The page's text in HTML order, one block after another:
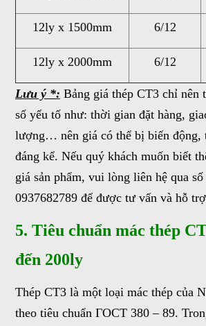
12ly x 1500mm 6/12
12ly x 2000mm 6/12
Lưu ý *: Bảng giá thép CT3 chỉ nên
số yếu tố như: thời gian đặt hàng,
lượng… nên giá có thể bị biến động,
đáng kể. Nếu quý khách muốn biết
giá sản phẩm, vui lòng liên hệ qua
0937682789 để được tư vấn và hỗ
5. Tiêu chuẩn mác thép
đến 200ly
Thép CT3 là một loại mác thép của
theo tiêu chuẩn ГOCT 380 – 89.